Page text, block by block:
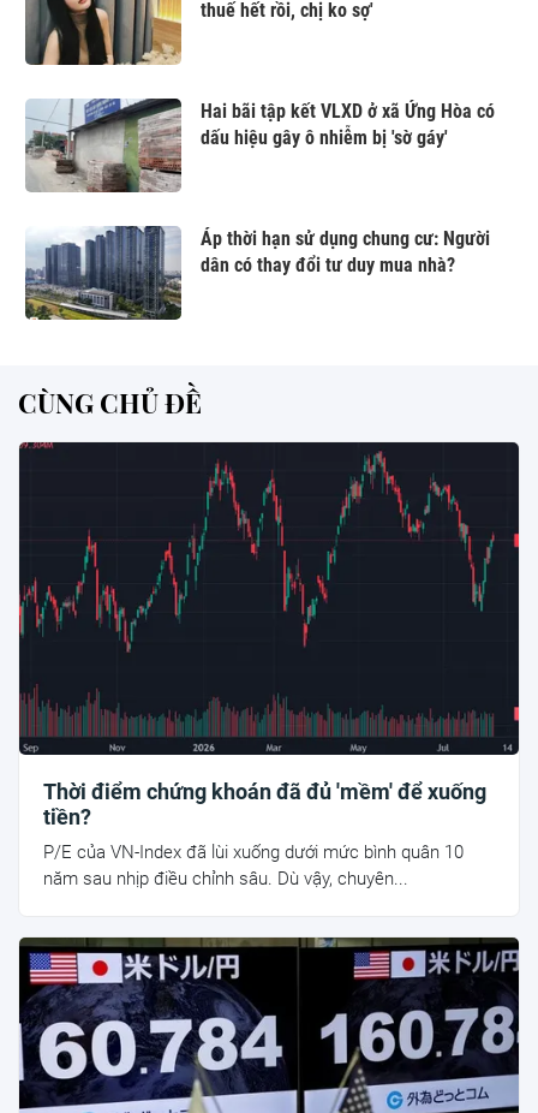
thuế hết rồi, chị ko sợ'
Hai bãi tập kết VLXD ở xã Ứng Hòa có
dấu hiệu gây ô nhiễm bị 'sờ gáy'
Áp thời hạn sử dụng chung cư: Người
dân có thay đổi tư duy mua nhà?
CÙNG CHỦ ĐỀ
Thời điểm chứng khoán đã đủ 'mềm' để xuống
tiền?
P/E của VN-Index đã lùi xuống dưới mức bình quân 10
năm sau nhịp điều chỉnh sâu. Dù vậy, chuyên...